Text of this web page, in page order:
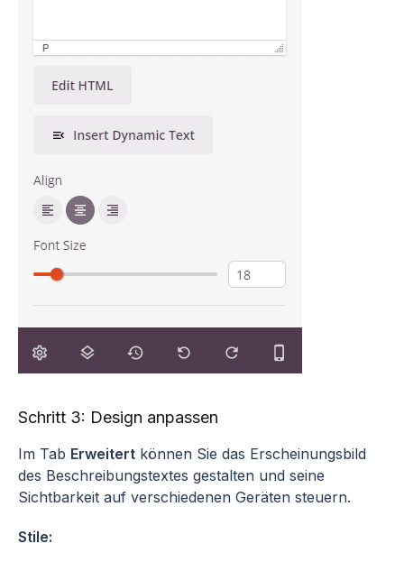
Schritt 3: Design anpassen
Im Tab Erweitert können Sie das Erscheinungsbild
des Beschreibungstextes gestalten und seine
Sichtbarkeit auf verschiedenen Geräten steuern.
Stile: